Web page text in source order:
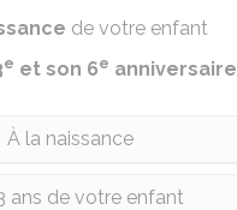
de votre enfant
e et son 6e anniversaire
À la naissance
ans de votre enfant